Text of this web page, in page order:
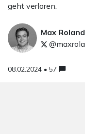
geht verloren.
Max Roland
08.02.2024 • 57